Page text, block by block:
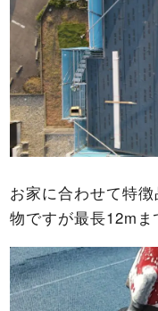
お家に合わせて特
物ですが最長12mま